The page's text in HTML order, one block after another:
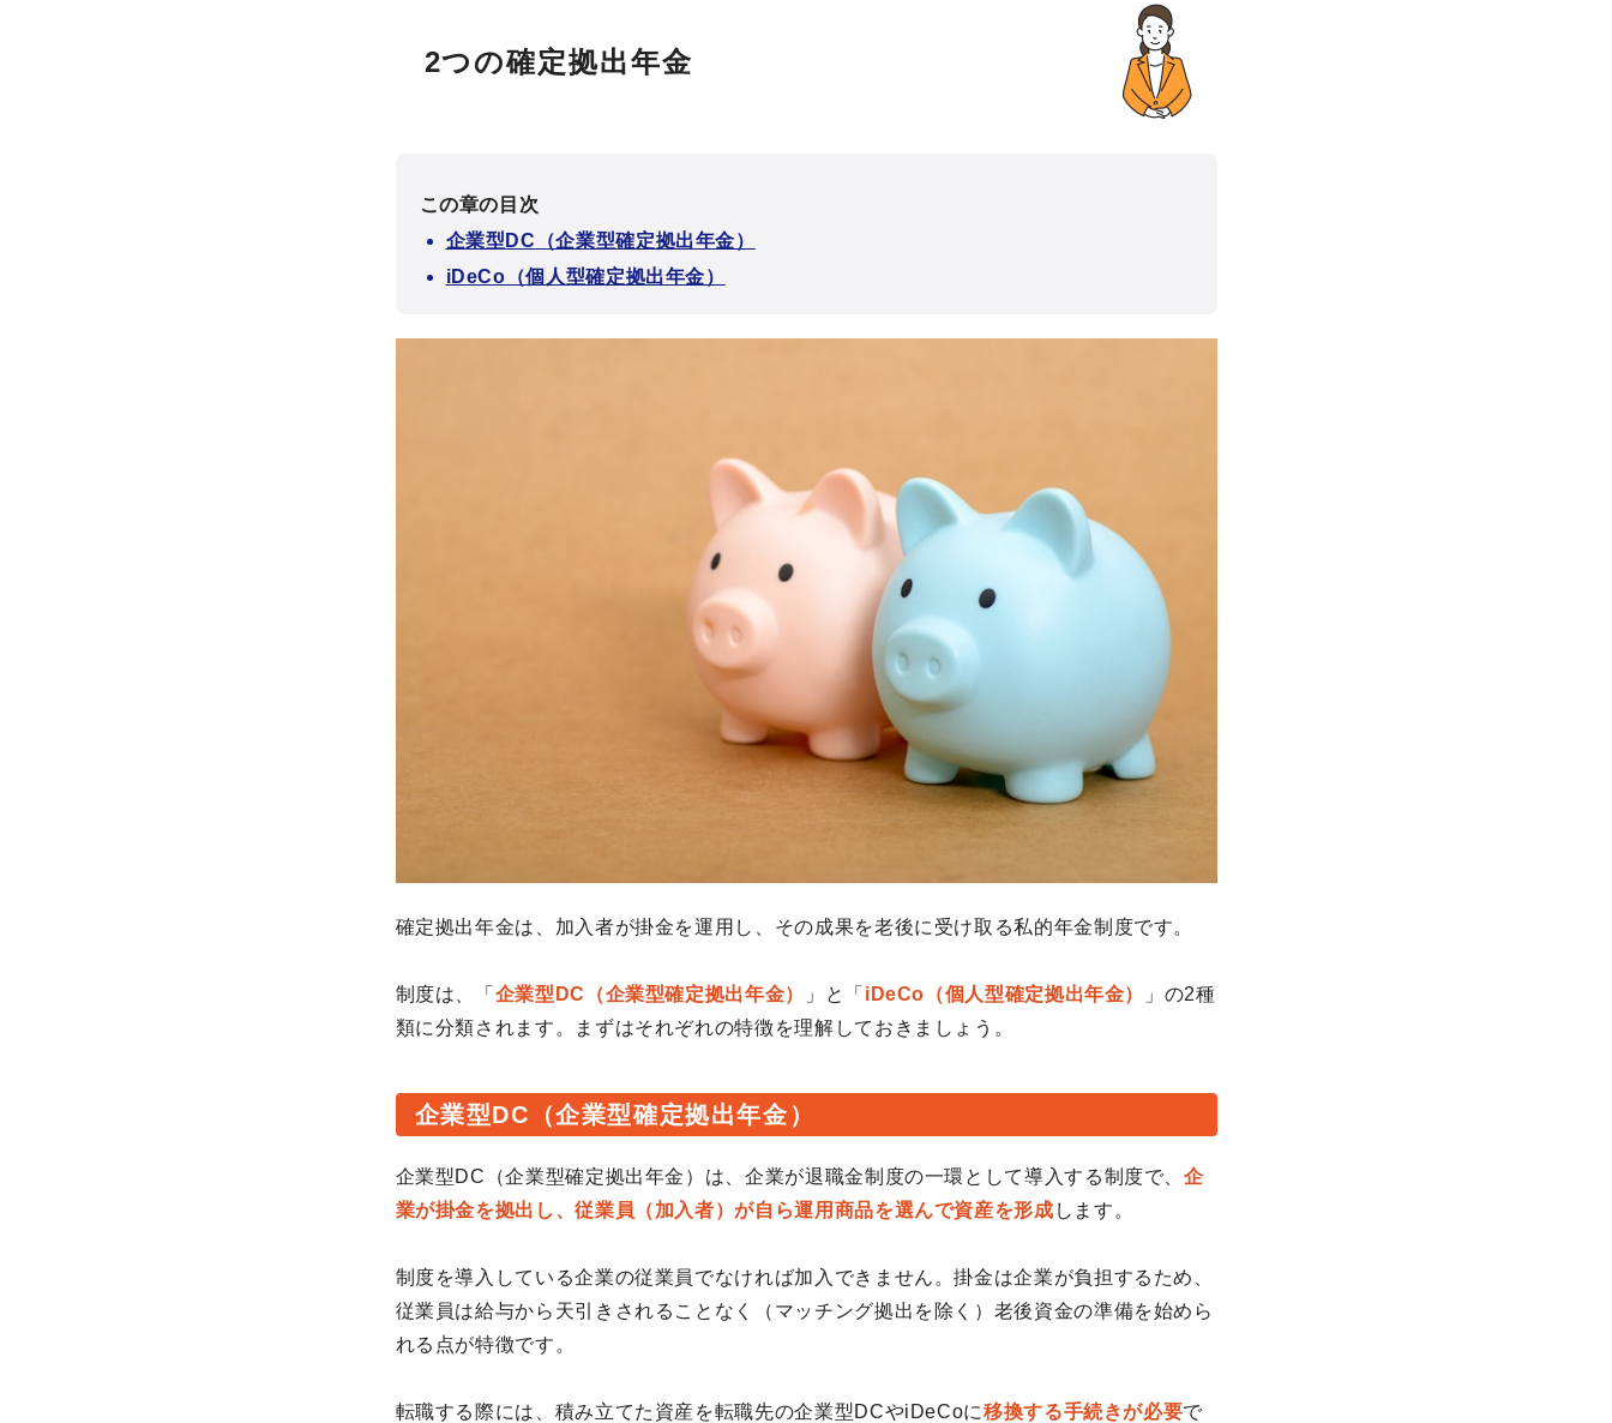
2つの確定拠出年金
この章の目次
企業型DC（企業型確定拠出年金）
iDeCo（個人型確定拠出年金）
確定拠出年金は、加入者が掛金を運用し、その成果を老後に受け取る私的年金制度です。
制度は、「 企業型DC（企業型確定拠出年金） 」と「 iDeCo（個人型確定拠出年金）
」の2種
類に分類されます。まずはそれぞれの特徴を理解しておきましょう。
企業型DC（企業型確定拠出年金）
企業型DC（企業型確定拠出年金）は、企業が退職金制度の一環として導入する制度で、企
業が掛金を拠出し、従業員（加入者）が自ら運用商品を選んで資産を形成 します。
制度を導入している企業の従業員でなければ加入できません。掛金は企業が負担するため、
従業員は給与から天引きされることなく（マッチング拠出を除く）老後資金の準備を始めら
れる点が特徴です。
転職する際には、積み立てた資産を転職先の企業型DCやiDeCoに移換する手続きが必要で